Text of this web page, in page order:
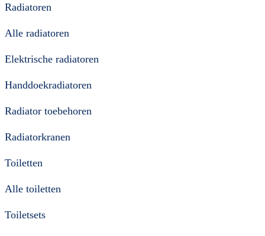
Radiatoren
Alle radiatoren
Elektrische radiatoren
Handdoekradiatoren
Radiator toebehoren
Radiatorkranen
Toiletten
Alle toiletten
Toiletsets